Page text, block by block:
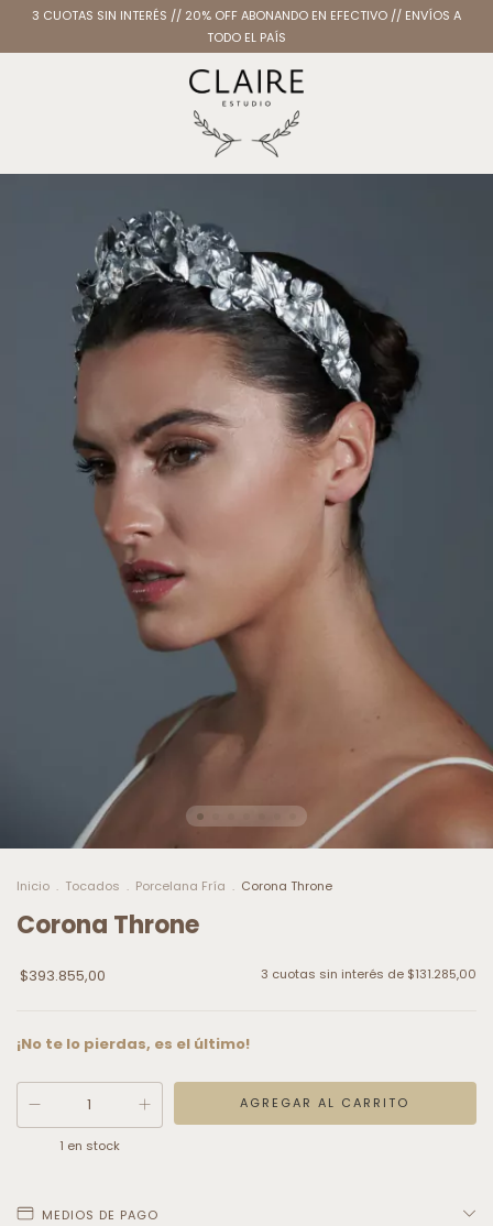
3 CUOTAS SIN INTERÉS // 20% OFF ABONANDO EN EFECTIVO // ENVÍOS A
TODO EL PAÍS
Inicio . Tocados . Porcelana Fría . Corona Throne
Corona Throne
$393.855,00 3 cuotas sin interés de $131.285,00
¡No te lo pierdas, es el último!
1 en stock
MEDIOS DE PAGO